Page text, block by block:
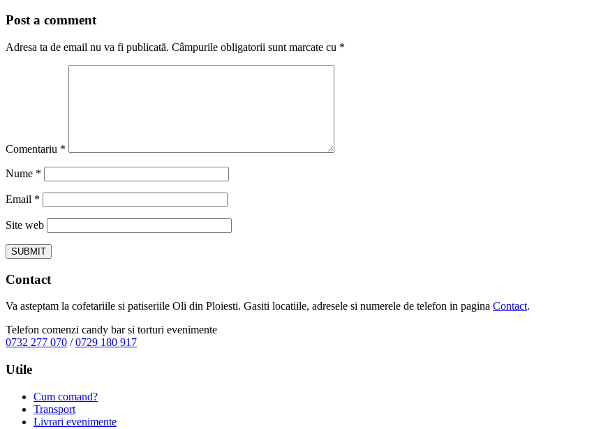
Post a comment
Adresa ta de email nu va fi publicată. Câmpurile obligatorii sunt marcate cu *
Comentariu *
Nume *
Email *
Site web
Contact
Va asteptam la cofetariile si patiseriile Oli din Ploiesti. Gasiti locatiile, adresele si numerele de telefon in pagina Contact.
Telefon comenzi candy bar si torturi evenimente
0732 277 070 /0729 180 917
Utile
Cum comand?
Transport
Livrari evenimente